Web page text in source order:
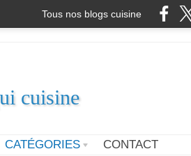
Tous nos blogs cuisine
cuisine
CATÉGORIES CONTACT